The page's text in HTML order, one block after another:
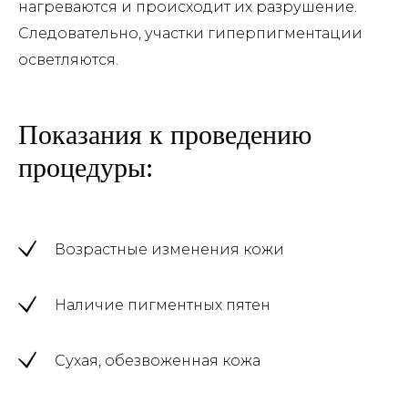
нагреваются и происходит их разрушение.
Следовательно, участки гиперпигментации
осветляются.
Показания к проведению
процедуры:
Возрастные изменения кожи
Наличие пигментных пятен
Сухая, обезвоженная кожа